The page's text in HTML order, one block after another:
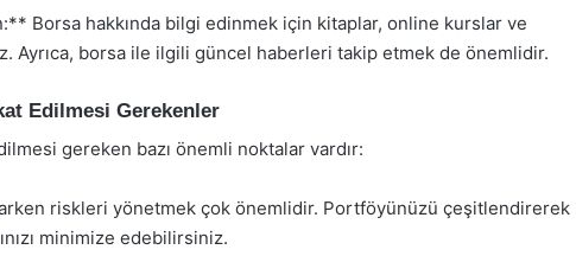
Borsa hakkında bilgi edinmek için kitaplar, online kurslar ve
Ayrıca, borsa ile ilgili güncel haberleri takip etmek de önemlidir.
Edilmesi Gerekenler
gereken bazı önemli noktalar vardır:
riskleri yönetmek çok önemlidir. Portföyünüzü çeşitlendirerek
minimize edebilirsiniz.